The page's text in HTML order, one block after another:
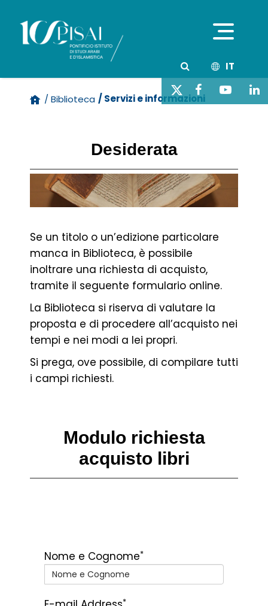
IT
/ Biblioteca / Servizi e informazioni
Desiderata
Se un titolo o un’edizione particolare
manca in Biblioteca, è possibile
inoltrare una richiesta di acquisto,
tramite il seguente formulario online.
La Biblioteca si riserva di valutare la
proposta e di procedere all’acquisto nei
tempi e nei modi a lei propri.
Si prega, ove possibile, di compilare tutti
i campi richiesti.
Modulo richiesta
acquisto libri
Nome e Cognome*
*